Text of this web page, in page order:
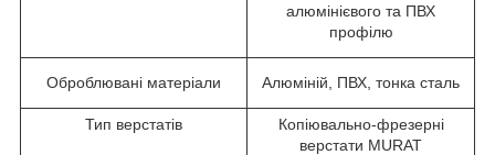
алюмінієвого та ПВХ
профілю
Оброблювані матеріали Алюміній, ПВХ, тонка сталь
Тип верстатів
Копіювально-фрезерні
верстати MURAT